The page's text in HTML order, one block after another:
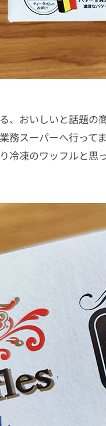
、おいしいと話題の
務スーパーへ行って
冷凍のワッフルと思